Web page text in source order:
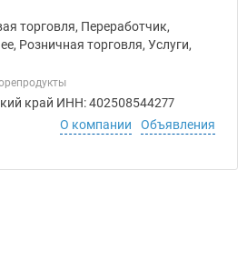
торговля, Переработчик,
Розничная торговля, Услуги,
край ИНН: 402508544277
О компании
Объявления